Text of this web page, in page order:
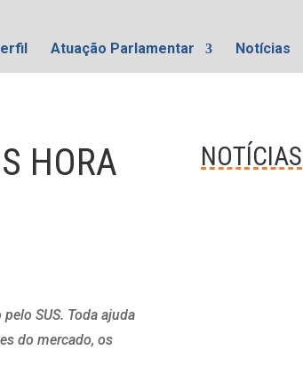
Atuação Parlamentar Notícias
HORA
SUS. Toda ajuda
do mercado, os
NOTÍCIAS